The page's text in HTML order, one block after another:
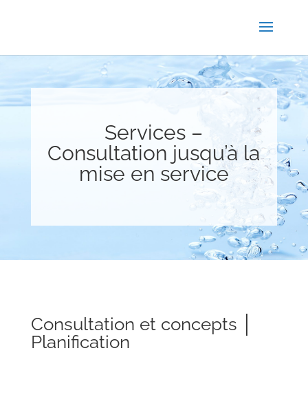
Services –
Consultation jusqu’à la
mise en service
Consultation et concepts │
Planification